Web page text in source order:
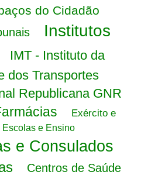
do Cidadão
Institutos
IMT - Instituto da
dos Transportes
Republicana GNR
Exército e
Escolas e Ensino
e Consulados
Centros de Saúde